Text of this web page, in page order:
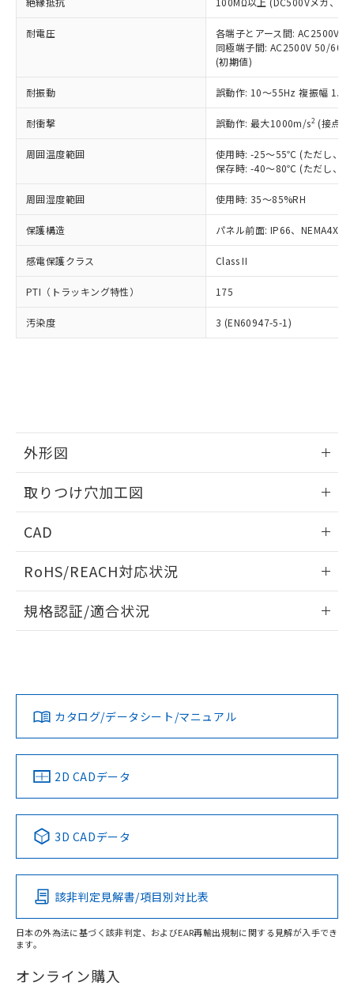
耐電圧
各端子とアース間: AC2500V
同極端子間: AC2500V 50/
(初期値)
耐振動 誤動作: 10～55Hz 複振幅
耐衝撃 誤動作: 最大1000m/s2 (接点
周囲温度範囲
使用時: -25～55℃ (ただし、氷
保存時: -40～80℃ (ただし、氷
周囲湿度範囲 使用時: 35～85%RH
保護構造 パネル前面: IP66、NEMA4X,
感電保護クラス Class II
PTI（トラッキング特性） 175
汚染度 3 (EN60947-5-1)
外形図
取りつけ穴加工図
CAD
ドすることができます。
ログイン/会員登録
ダウンロードデータをご利用いただく前に、以下を必ずお読
みください。
ソフトウェアの使用条件
RoHS/REACH対応状況
EU RoHS 注意事項・凡例
対応済み
中国 RoHS 注意事項・凡例
Pb Hg Cd Cr(VI)
O
在庫等で未対応品が混在する可能性があります。
規格認証/適合状況
LR型式承認
（イギリス
船舶規格）
DNV型式承認
（ノルウェー
BV型式承認
（フランス
KR型式
（韓国
No No No No
この製品の規格認証/適合状況ページへ
その他の認証はこちらのページからご検索ください
カタログ/データシート/マニュアル
2D CADデータ
3D CADデータ
該非判定見解書/項目別対比表
日本の外為法に基づく該非判定、およびEAR再輸出規制に関する見解が入手でき
ます。
オンライン購入
準価格とは異なる場合があることをご
正式な納期状況および標準価格はお客
様のお取引先、またはお客様担当のオ
オムロン制御機器販売店や当社販売拠
販売ネットワーク
」をご確認
在庫状況および標準価格結果を当社の
事前の承諾なく第三者に漏洩または開
示しないようお願いします。
マイパーツ機能（部品リスト作成サー
ビス）をご利用いただくには、I-Web
メンバーズにご登録されている必要が
あります。
登録された部品リストについて、当社
および当社の共同利用者が、当社の製
品・サービスに関するお客様との取
指します。
六価クロム(Cr(Ⅵ)) 1000ppm以下、ポリ臭化ビフェニル
(PBDE) 1000ppm以下、フタル酸ビス(2-エチルヘキシ
ル) (DEHP)(別名：DOP) 1000ppm以下、フタル酸ブチ
ルベンジル（BBP） 1000ppm以下、フタル酸ジブチル
（DBP） 1000ppm以下、フタル酸ジイソブチル
但し、RoHS指令で産業用監視および制御機器に対する
フタル酸エステル類の４物質については閾値を超える意
図的な使用がないことを確認しています。
部品在庫の切り替え状況などにより、予定
月が前後することがあります。
※3 非含有証明書ダウンロード
下記の非含有証明書をダウンロードするこ
とができます。
また、RoHS指令のフタル酸エステル類４
物質の対応では、対応完了までの期間は出
荷製品に未対応品が混在することから備考
欄に対応日を記載しておりました。
す。
Cr(Ⅵ)(六価クロム) : 1000ppm、 PBBs(ポリ臭化ビフェ
ニル類) : 1000ppm、 PBDEs(ポリ臭化ジフェニルエーテ
DBP(フタル酸ジブチル) : 1000ppm、 DIBP(フタル酸ジ
DEHP(フタル酸ビス(2-エチルヘキシル)) : 1000ppm
「ｅ」：有害物質（10物質）のすべてが基
準値以下であることを示します。
「10」：通常の使用状況下において有害物
質が外部に漏えいし、環境に深刻な影響を
及ぼさない年数を意味します。
「－」：未確認です。当社販売部門へお問
可)を取得するなどの必要な手続きを
当社は規制貨物を破棄する場合は、完
全に破砕するなど、違法に輸出されな
いよう必要な手段を講じます。
当社は貴社製品を、核兵器、ミサイ
ル、化学兵器、生物兵器またはその他
武器並びにこれらの製造装置等に一切
当社は、貴社製品を第三者に販売する
場合は、上記1、2および3の内容を当
該第三者に通知します。また当社は、
販売先および販売に係わる関係者が違
法に輸出するおそれがある場合は、取
り引きをいたしません。
一定数以上の在庫あり
一定数には満たないが在庫あり
いては、お客様のお取引先、ま
たはお客様担当のオムロン制御
機器販売店・当社販売員にご確
受注生産機種、また在庫状況の
情報を公開していない機種